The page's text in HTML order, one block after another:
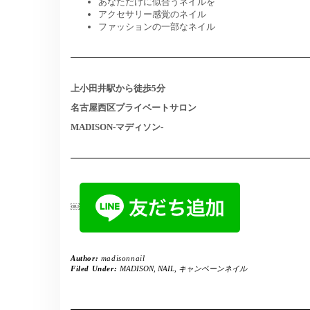
アクセサリー感覚のネイル
ファッションの一部なネイル
上小田井駅から徒歩5分
名古屋西区プライベートサロン
MADISON-マディソン-
￼
Author: madisonnail
Filed Under: MADISON, NAIL, キャンペーンネイル